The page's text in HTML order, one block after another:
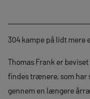
304 kampe på lidt mere
Thomas Frank er
findes trænere, som har
gennem en længere